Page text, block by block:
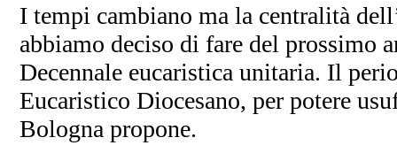
I tempi cambiano ma la centralità
abbiamo deciso di fare del prossimo
Decennale eucaristica unitaria. Il
Eucaristico Diocesano, per potere
Bologna propone.